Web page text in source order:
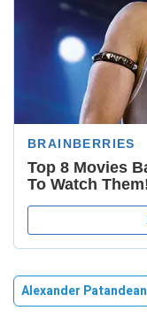
Alexander Patandean